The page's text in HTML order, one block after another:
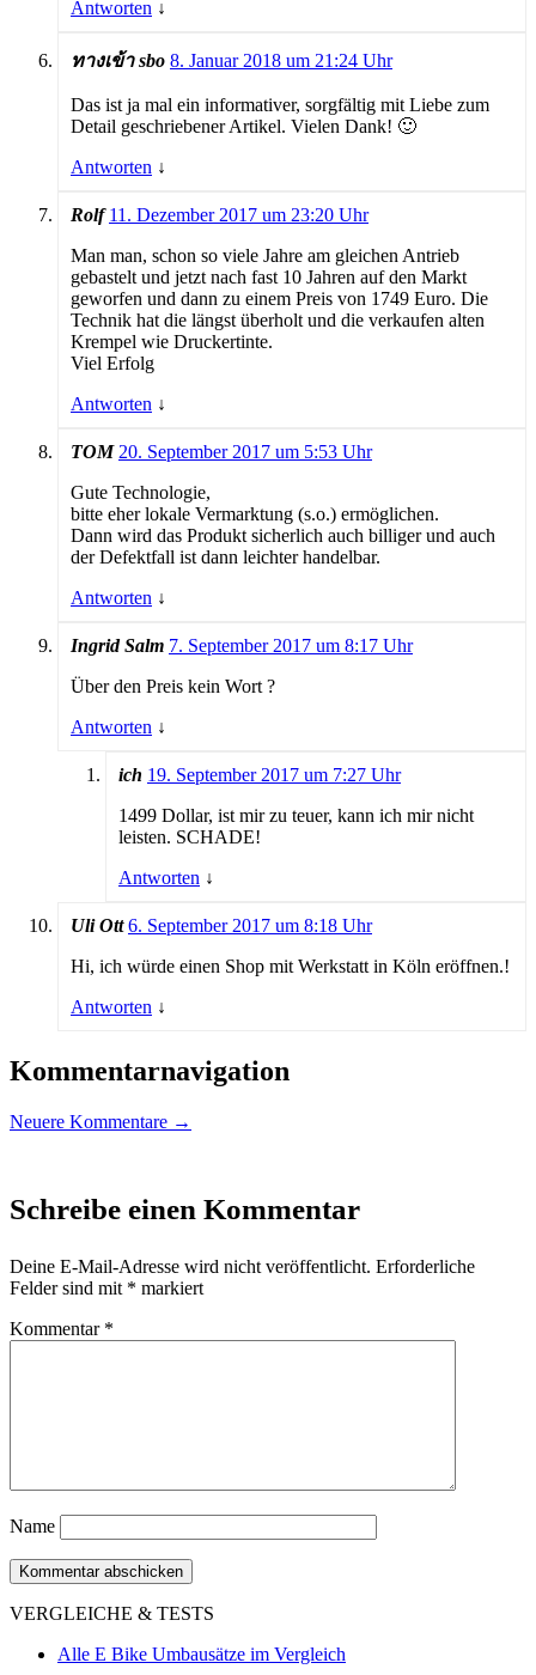
Antworten ↓
ทางเข้า sbo 8. Januar 2018 um 21:24 Uhr
Das ist ja mal ein informativer, sorgfältig mit Liebe zum
Detail geschriebener Artikel. Vielen Dank! 🙂
Antworten ↓
Rolf 11. Dezember 2017 um 23:20 Uhr
Man man, schon so viele Jahre am gleichen Antrieb
gebastelt und jetzt nach fast 10 Jahren auf den Markt
geworfen und dann zu einem Preis von 1749 Euro. Die
Technik hat die längst überholt und die verkaufen alten
Krempel wie Druckertinte.
Viel Erfolg
Antworten ↓
TOM 20. September 2017 um 5:53 Uhr
Gute Technologie,
bitte eher lokale Vermarktung (s.o.) ermöglichen.
Dann wird das Produkt sicherlich auch billiger und auch
der Defektfall ist dann leichter handelbar.
Antworten ↓
Ingrid Salm 7. September 2017 um 8:17 Uhr
Über den Preis kein Wort ?
Antworten ↓
ich 19. September 2017 um 7:27 Uhr
1499 Dollar, ist mir zu teuer, kann ich mir nicht
leisten. SCHADE!
Antworten ↓
Uli Ott 6. September 2017 um 8:18 Uhr
Hi, ich würde einen Shop mit Werkstatt in Köln eröffnen.!
Antworten ↓
Kommentarnavigation
Neuere Kommentare →
Schreibe einen Kommentar
Deine E-Mail-Adresse wird nicht veröffentlicht. Erforderliche
Felder sind mit * markiert
Kommentar *
Name
VERGLEICHE & TESTS
Alle E Bike Umbausätze im Vergleich